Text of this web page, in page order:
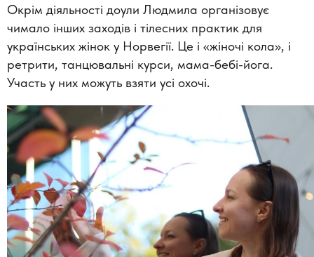
Окрім діяльності доули Людмила організовує
чимало інших заходів і тілесних практик для
українських жінок у Норвегії. Це і «жіночі кола», і
ретрити, танцювальні курси, мама-бебі-йога.
Участь у них можуть взяти усі охочі.